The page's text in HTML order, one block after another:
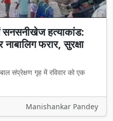
सनसनीखेज हत्याकांड:
फरार, सुरक्षा
संप्रेक्षण गृह में रविवार को एक
Manishankar Pandey